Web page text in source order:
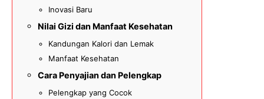
Inovasi Baru
Nilai Gizi dan Manfaat Kesehatan
Kandungan Kalori dan Lemak
Manfaat Kesehatan
Cara Penyajian dan Pelengkap
Pelengkap yang Cocok